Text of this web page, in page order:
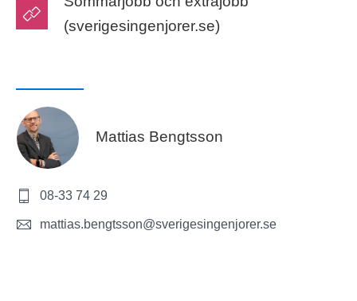
(sverigesingenjorer.se)
Mattias Bengtsson
08-33 74 29
mattias.bengtsson@sverigesingenjorer.se